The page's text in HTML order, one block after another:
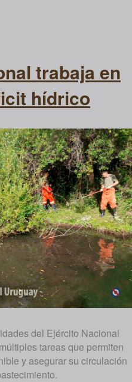
trabaja en
hídrico
del Ejército Nacional
tareas que permiten
y asegurar su circulación